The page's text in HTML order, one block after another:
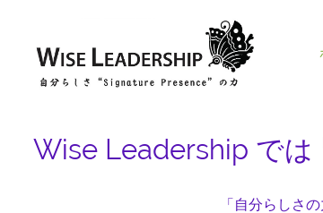
Wise Leadership では
「自分らしさ